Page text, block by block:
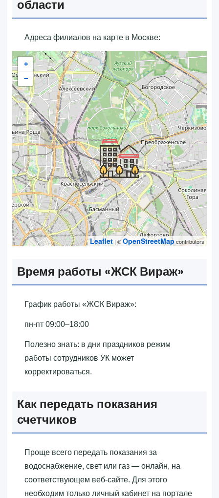
области
Адреса филиалов на карте в Москве:
+
−
Leaflet | ©OpenStreetMapcontributors
Время работы «‎ЖСК Вираж»‎
График работы «‎ЖСК Вираж»‎:
пн-пт 09:00–18:00
Полезно знать: в дни праздников режим
работы сотрудников УК может
корректироваться.
Как передать показания
счетчиков
Проще всего передать показания за
водоснабжение, свет или газ — онлайн, на
соответствующем веб-сайте. Для этого
необходим только личный кабинет на портале